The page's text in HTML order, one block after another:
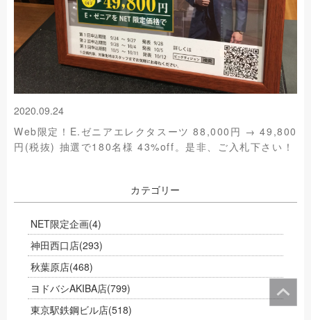
2020.09.24
Web限定！E.ゼニアエレクタスーツ 88,000円 → 49,800
円(税抜) 抽選で180名様 43%off。是非、ご入札下さい！
カテゴリー
NET限定企画(4)
神田西口店(293)
秋葉原店(468)
ヨドバシAKIBA店(799)
東京駅鉄鋼ビル店(518)